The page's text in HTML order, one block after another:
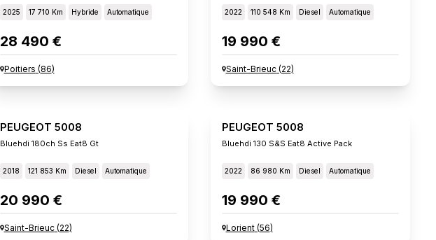
2025 17 710 Km Hybride Automatique
28 490 €
Poitiers (86)
2022 110 548 Km Diesel Automatique
19 990 €
Saint-Brieuc(22)
PEUGEOT 5008
Bluehdi 180ch Ss Eat8 Gt
2018 121 853 Km Diesel Automatique
20 990 €
Saint-Brieuc(22)
PEUGEOT 5008
Bluehdi 130 S&s Eat8 Active Pack
2022 86 980 Km Diesel Automatique
19 990 €
Lorient(56)